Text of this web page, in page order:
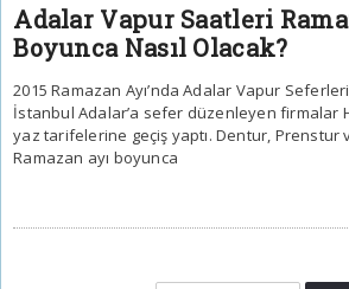
Adalar Vapur Saatleri
Boyunca Nasıl Olacak?
2015 Ramazan Ayı’nda Adalar Vapur
İstanbul Adalar’a sefer düzenleyen firmalar
yaz tarifelerine geçiş yaptı. Dentur, Prenstur
Ramazan ayı boyunca